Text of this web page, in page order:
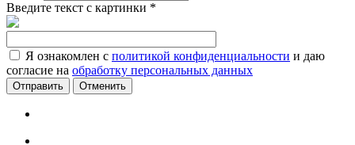
Введите текст с картинки *
Я ознакомлен с политикой конфиденциальности и даю
согласие на обработку персональных данных
Отменить